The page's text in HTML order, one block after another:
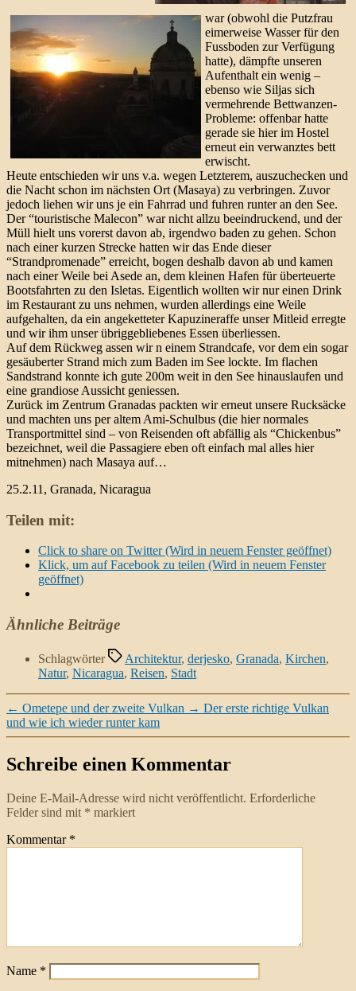
war (obwohl die Putzfrau
eimerweise Wasser für den
Fussboden zur Verfügung
hatte), dämpfte unseren
Aufenthalt ein wenig –
ebenso wie Siljas sich
vermehrende Bettwanzen-
Probleme: offenbar hatte
gerade sie hier im Hostel
erneut ein verwanztes bett
erwischt.
Heute entschieden wir uns v.a. wegen Letzterem, auszuchecken und
die Nacht schon im nächsten Ort (Masaya) zu verbringen. Zuvor
jedoch liehen wir uns je ein Fahrrad und fuhren runter an den See.
Der “touristische Malecon” war nicht allzu beeindruckend, und der
Müll hielt uns vorerst davon ab, irgendwo baden zu gehen. Schon
nach einer kurzen Strecke hatten wir das Ende dieser
“Strandpromenade” erreicht, bogen deshalb davon ab und kamen
nach einer Weile bei Asede an, dem kleinen Hafen für überteuerte
Bootsfahrten zu den Isletas. Eigentlich wollten wir nur einen Drink
im Restaurant zu uns nehmen, wurden allerdings eine Weile
aufgehalten, da ein angeketteter Kapuzineraffe unser Mitleid erregte
und wir ihm unser übriggebliebenes Essen überliessen.
Auf dem Rückweg assen wir n einem Strandcafe, vor dem ein sogar
gesäuberter Strand mich zum Baden im See lockte. Im flachen
Sandstrand konnte ich gute 200m weit in den See hinauslaufen und
eine grandiose Aussicht geniessen.
Zurück im Zentrum Granadas packten wir erneut unsere Rucksäcke
und machten uns per altem Ami-Schulbus (die hier normales
Transportmittel sind – von Reisenden oft abfällig als “Chickenbus”
bezeichnet, weil die Passagiere eben oft einfach mal alles hier
mitnehmen) nach Masaya auf…
25.2.11, Granada, Nicaragua
Teilen mit:
Click to share on Twitter (Wird in neuem Fenster geöffnet)
Klick, um auf Facebook zu teilen (Wird in neuem Fenster
geöffnet)
Ähnliche Beiträge
Schlagwörter Architektur, derjesko, Granada, Kirchen,
Natur, Nicaragua, Reisen, Stadt
← Ometepe und der zweite Vulkan → Der erste richtige Vulkan
und wie ich wieder runter kam
Schreibe einen Kommentar
Deine E-Mail-Adresse wird nicht veröffentlicht. Erforderliche
Felder sind mit * markiert
Kommentar *
Name *